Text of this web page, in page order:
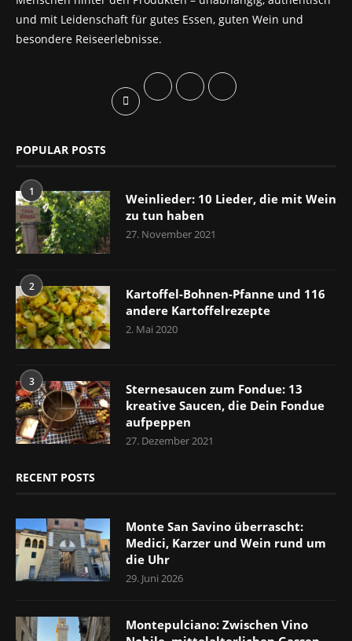
und mit Leidenschaft für gutes Essen, guten Wein und
besondere Reiseerlebnisse.
POPULAR POSTS
1
Weinlieder: 10 Lieder, die mit Wein
zu tun haben
27. November 2021
2
Kartoffel-Bohnen-Pfanne und 116
andere Kartoffelrezepte
2. Mai 2020
3
Sternesaucen zum Fondue: 13
kreative Saucen, die Dein Fondue
aufpeppen
27. Dezember 2021
RECENT POSTS
Monte San Savino überrascht:
Medici, Karzer und Wein rund um
die Uhr
29. Juni 2026
Montepulciano: Zwischen Vino